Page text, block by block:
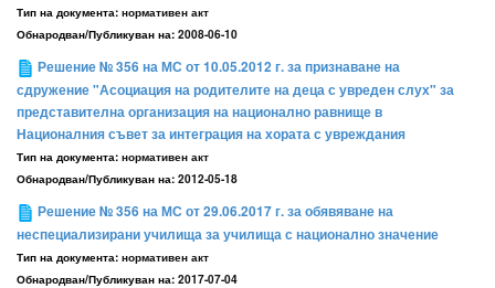
Тип на документа: нормативен акт
Обнародван/Публикуван на: 2008-06-10
Решение № 356 на МС от 10.05.2012 г. за признаване на
сдружение "Асоциация на родителите на деца с увреден слух" за
представителна организация на национално равнище в
Националния съвет за интеграция на хората с увреждания
Тип на документа: нормативен акт
Обнародван/Публикуван на: 2012-05-18
Решение № 356 на МС от 29.06.2017 г. за обявяване на
неспециализирани училища за училища с национално значение
Тип на документа: нормативен акт
Обнародван/Публикуван на: 2017-07-04